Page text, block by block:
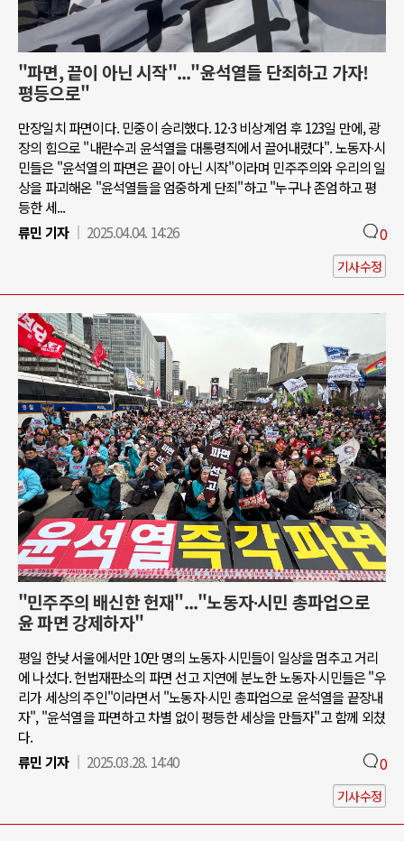
"파면, 끝이 아닌 시작"..."윤석열들 단죄하고 가자!
평등으로"
만장일치 파면이다. 민중이 승리했다. 12·3 비상계엄 후 123일 만에, 광
장의 힘으로 "내란수괴 윤석열을 대통령직에서 끌어내렸다". 노동자∙시
민들은 "윤석열의 파면은 끝이 아닌 시작"이라며 민주주의와 우리의 일
상을 파괴해온 "윤석열들을 엄중하게 단죄"하고 "누구나 존엄하고 평
등한 세...
류민 기자
2025.04.04. 14:26 0
기사수정
"민주주의 배신한 헌재"..."노동자∙시민 총파업으로
윤 파면 강제하자"
평일 한낮 서울에서만 10만 명의 노동자∙시민들이 일상을 멈추고 거리
에 나섰다. 헌법재판소의 파면 선고 지연에 분노한 노동자∙시민들은 "우
리가 세상의 주인"이라면서 "노동자∙시민 총파업으로 윤석열을 끝장내
자", "윤석열을 파면하고 차별 없이 평등한 세상을 만들자"고 함께 외쳤
다.
류민 기자
2025.03.28. 14:40 0
기사수정